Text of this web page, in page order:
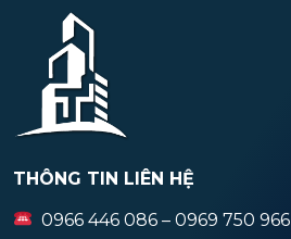
THÔNG TIN LIÊN HỆ
0966 446 086 – 0969 750 966